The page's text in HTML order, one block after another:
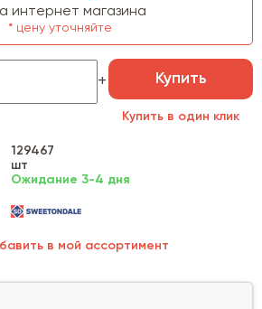
интернет магазина
* цену уточняйте
Купить
Купить в один клик
129467
шт
Ожидание 3-4 дня
в мой ассортимент